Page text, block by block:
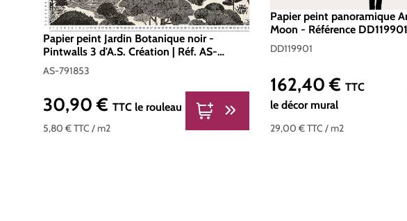
Papier peint Jardin Botanique noir -
Pintwalls 3 d'A.S. Création | Réf. AS-
791853
AS-791853
5,80 €TTC / m2
Prix régulier :
30,90 € TTC le rouleau
Papier peint panoramique
Moon - Référence
200g/m2 - Standard 200 x
DD119901
29,00 €TTC/ m2
Prix régulier :
162,40 €TTC
le décor mural